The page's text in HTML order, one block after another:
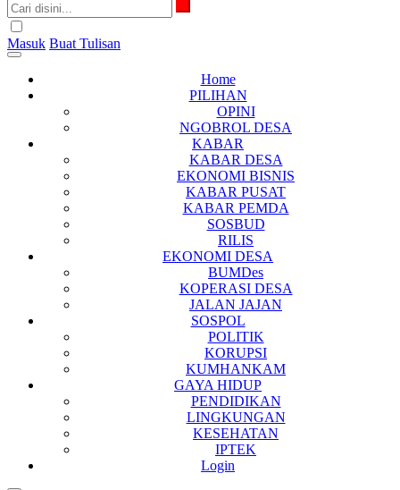
Masuk Buat Tulisan
Home
PILIHAN
OPINI
NGOBROL DESA
KABAR
KABAR DESA
EKONOMI BISNIS
KABAR PUSAT
KABAR PEMDA
SOSBUD
RILIS
EKONOMI DESA
BUMDes
KOPERASI DESA
JALAN JAJAN
SOSPOL
POLITIK
KORUPSI
KUMHANKAM
GAYA HIDUP
PENDIDIKAN
LINGKUNGAN
KESEHATAN
IPTEK
Login